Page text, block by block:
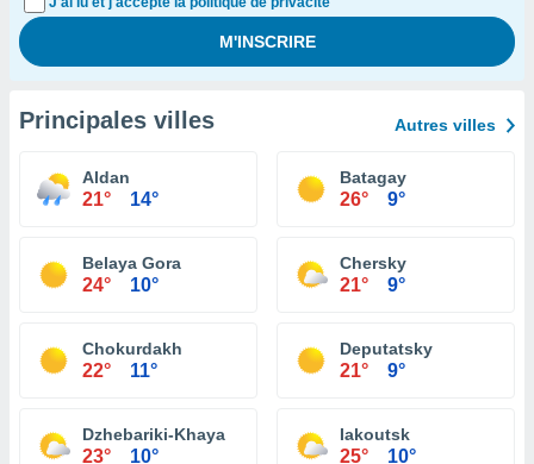
Principales villes Autres villes
Aldan
21° 14°
Batagay
26° 9°
Belaya Gora
24° 10°
Chersky
21° 9°
Chokurdakh
22° 11°
Deputatsky
21° 9°
Dzhebariki-Khaya
23° 10°
Iakoutsk
25° 10°